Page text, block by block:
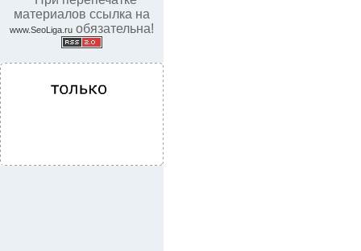
материалов ссылка на
www.SeoLiga.ru обязательна!